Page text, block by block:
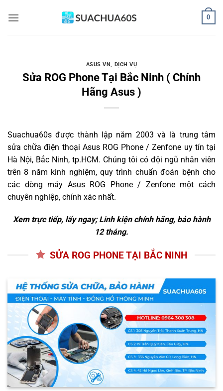
qua
0
ASUS VN, DỊCH VỤ
Sửa ROG Phone Tại Bắc Ninh ( Chính
Hãng Asus )
Suachua60s được thành lập năm 2003 và là trung tâm
sửa chữa điện thoại Asus ROG Phone / Zenfone uy tín tại
Hà Nội, Bắc Ninh, tp.HCM. Chúng tôi có đội ngũ nhân viên
trên 8 năm kinh nghiệm, quy trình chuẩn đoán bệnh cho
các dòng máy Asus ROG Phone / Zenfone một cách
chuyên nghiệp, chính xác nhất.
Xem trực tiếp, lấy ngay; Linh kiện chính hãng, bảo hành
12 tháng.
SỬA ROG PHONE TẠI BẮC NINH